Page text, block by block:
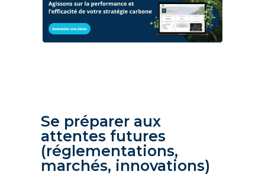
Se préparer aux
attentes futures
(réglementations,
marchés, innovations)